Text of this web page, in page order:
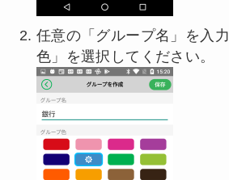
任意の「グループ名」を入
色」を選択してください。